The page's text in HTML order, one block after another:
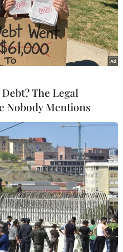
tư hạ tầng khu công
quy định. Thành lập
Quỹ phát triển đất của
phục vụ thu hút đầu
án trên 4.900 tỷ đồng,
kỳ năm trước; 1.010
mới, bằng 89% so cùng
nghiệp đăng ký tạm
(TTXVN/Vietnam+)
The Legal
Nobody Mentions